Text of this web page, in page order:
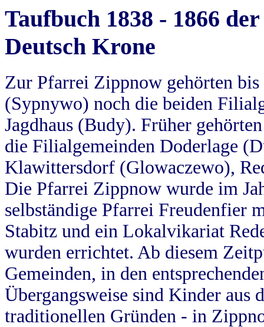
Taufbuch 1838 - 1866
Deutsch Krone
Zur Pfarrei Zippnow gehörten
(Sypnywo) noch die beiden
Jagdhaus (Budy). Früher
die Filialgemeinden Doderlage
Klawittersdorf (Glowaczewo),
Die Pfarrei Zippnow wurde im
selbständige Pfarrei Freudenfier
Stabitz und ein Lokalvikariat
wurden errichtet. Ab diesem
Gemeinden, in den
Übergangsweise sind Kinder aus
traditionellen Gründen - in